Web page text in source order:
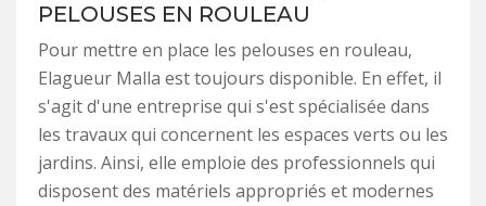
PELOUSES EN ROULEAU
Pour mettre en place les pelouses en rouleau,
Elagueur Malla est toujours disponible. En effet, il
s'agit d'une entreprise qui s'est spécialisée dans
les travaux qui concernent les espaces verts ou les
jardins. Ainsi, elle emploie des professionnels qui
disposent des matériels appropriés et modernes